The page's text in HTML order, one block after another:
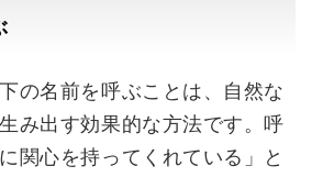
の名前を呼ぶことは、自然な
み出す効果的な方法です。呼
関心を持ってくれている」と